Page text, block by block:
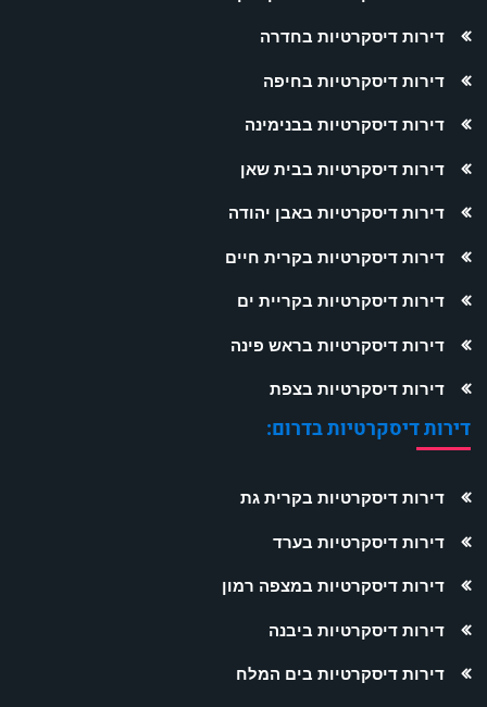
דירות דיסקרטיות בחדרה
דירות דיסקרטיות בחיפה
דירות דיסקרטיות בבנימינה
דירות דיסקרטיות בבית שאן
דירות דיסקרטיות באבן יהודה
דירות דיסקרטיות בקרית חיים
דירות דיסקרטיות בקריית ים
דירות דיסקרטיות בראש פינה
דירות דיסקרטיות בצפת
דירות דיסקרטיות בדרום:
דירות דיסקרטיות בקרית גת
דירות דיסקרטיות בערד
דירות דיסקרטיות במצפה רמון
דירות דיסקרטיות ביבנה
דירות דיסקרטיות בים המלח